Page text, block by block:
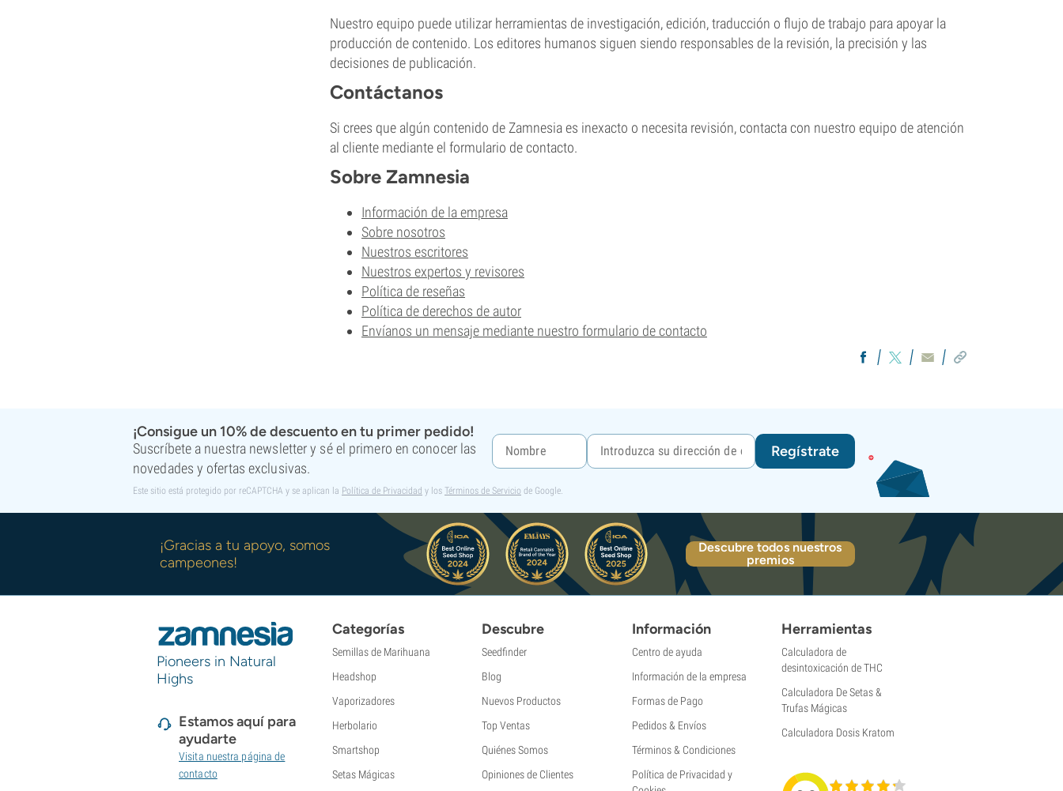
Nuestro equipo puede utilizar herramientas de investigación, edición, traducción o flujo de trabajo para apoyar la
producción de contenido. Los editores humanos siguen siendo responsables de la revisión, la precisión y las
decisiones de publicación.
Contáctanos
Si crees que algún contenido de Zamnesia es inexacto o necesita revisión, contacta con nuestro equipo de atención
al cliente mediante el formulario de contacto.
Sobre Zamnesia
Información de la empresa
Sobre nosotros
Nuestros escritores
Nuestros expertos y revisores
Política de reseñas
Política de derechos de autor
Envíanos un mensaje mediante nuestro formulario de contacto
¡Consigue un 10% de descuento en tu primer pedido!
Suscríbete a nuestra newsletter y sé el primero en conocer las
novedades y ofertas exclusivas.
Regístrate
Este sitio está protegido por reCAPTCHA y se aplican la Política de Privacidad y los Términos de Servicio de Google.
¡Gracias a tu apoyo, somos
campeones!
Descubre todos nuestros
premios
Pioneers in Natural
Highs
Estamos aquí para
ayudarte
Visita nuestra página de
contacto
Categorías
Semillas de Marihuana
Headshop
Vaporizadores
Herbolario
Smartshop
Setas Mágicas
Descubre
Seedfinder
Blog
Nuevos Productos
Top Ventas
Quiénes Somos
Opiniones de Clientes
Información
Centro de ayuda
Información de la empresa
Formas de Pago
Pedidos & Envíos
Términos & Condiciones
Política de Privacidad y
Herramientas
Calculadora de
desintoxicación de THC
Calculadora De Setas &
Trufas Mágicas
Calculadora Dosis Kratom